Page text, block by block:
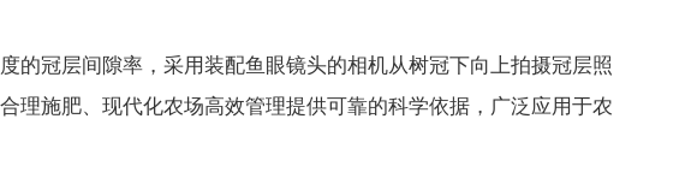
的冠层间隙率，采用装配鱼眼镜头的相机从树冠下向上拍摄冠层照
理施肥、现代化农场高效管理提供可靠的科学依据，广泛应用于农